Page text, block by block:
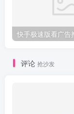
评论 抢沙发